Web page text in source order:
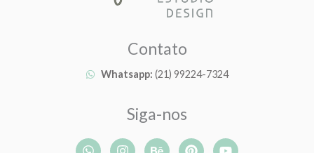
Contato
Whatsapp: (21) 99224-7324
Siga-nos
W
I
B
P
Y